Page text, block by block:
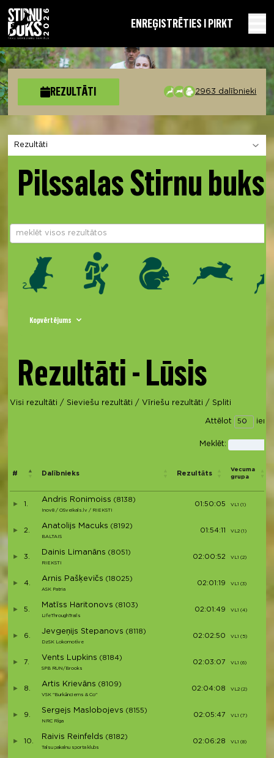
ENREĢISTRĒTIES I PIRKT
REZULTĀTI 2963 dalībnieki
Izvēlies sadaļu
Pilssalas Stirnu buks
Kopvērtējums
Rezultāti - Lūsis
Visi rezultāti / Sieviešu rezultāti / Vīriešu rezultāti / Spliti
Attēlot
Meklēt:
# Dalībnieks Rezultāts
Vecuma
grupa
1.
Andris Ronimoiss (8138)
Inov8 / OSveikals.lv / RIEKSTI
01:50:05 VL1 (1)
2.
Anatolijs Macuks (8192)
BALTAIS
01:54:11 VL2 (1)
3.
Dainis Limanāns (8051)
RIEKSTI
02:00:52 VL1 (2)
4.
Arnis Pašķevičs (18025)
ASK Patria
02:01:19 VL1 (3)
5.
Matīss Haritonovs (8103)
LifeThroughTrails
02:01:49 VL1 (4)
6.
Jevgeņijs Stepanovs (8118)
DzSK Lokomotīve
02:02:50 VL1 (5)
7.
Vents Lupkins (8184)
SPB RUN/Brooks
02:03:07 VL1 (6)
8.
Artis Krievāns (8109)
VSK "Burkānciems & Co"
02:04:08 VL2 (2)
9.
Sergejs Maslobojevs (8155)
NRC Rīga
02:05:47 VL1 (7)
10.
Raivis Reinfelds (8182)
Talsu pakalnu sporta klubs
02:06:28 VL1 (8)